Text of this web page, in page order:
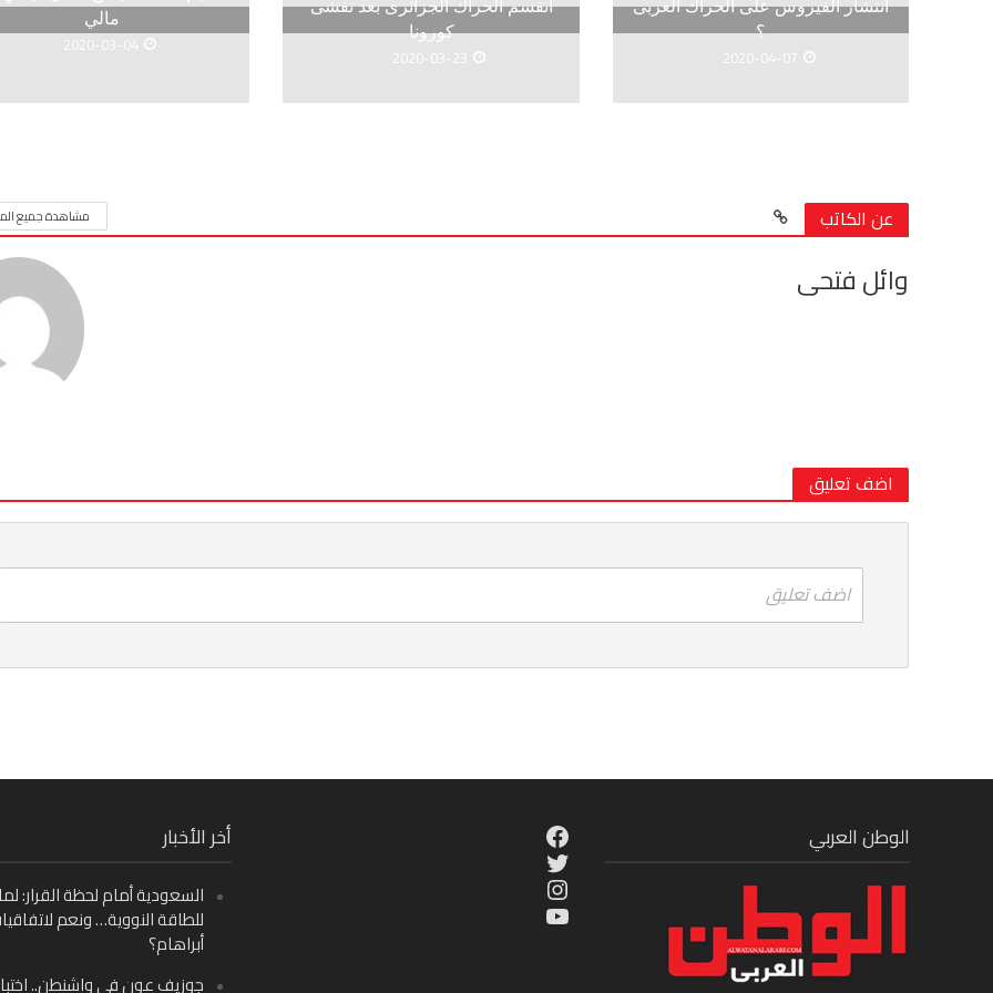
انتشار الفيروس على الحراك العربى
؟
2020-04-07
انقسم الحراك الجزائرى بعد تفشى
كورونا
2020-03-23
مالي
2020-03-04
عن الكاتب مشاهدة جميع
وائل فتحى
اضف تعليق
اضف تعليق
أخر الأخبار
السعودية أمام لحظة القرار:
للطاقة النووية… ونعم
أبراهام؟
جوزيف عون في واشنطن..
Facebook
Twitter
Instagram
YouTube
الوطن العربي